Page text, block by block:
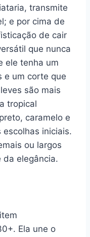
transmite
e por cima de
de cair
que nunca
ele tenha um
e um corte que
são mais
tropical
caramelo e
escolhas iniciais.
ou largos
da elegância.
Ela une o